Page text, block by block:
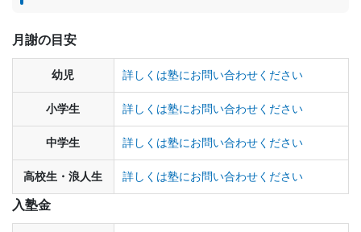
月謝の目安
幼児 詳しくは塾にお問い合わせください
小学生 詳しくは塾にお問い合わせください
中学生 詳しくは塾にお問い合わせください
高校生・浪人生 詳しくは塾にお問い合わせください
入塾金